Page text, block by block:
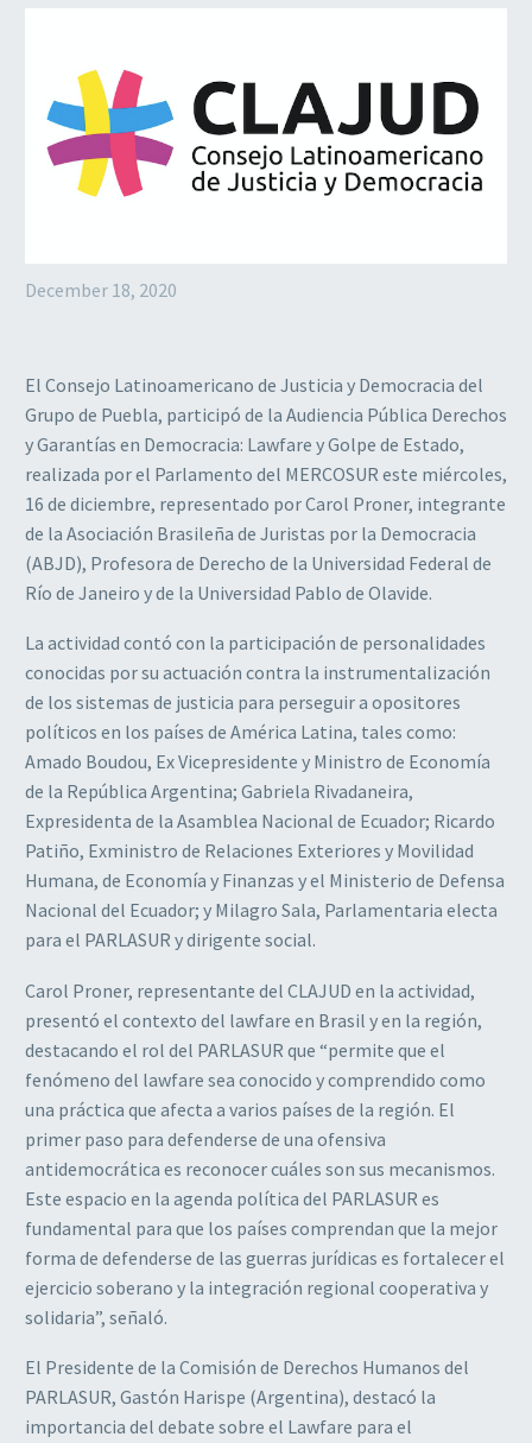
December 18, 2020
El Consejo Latinoamericano de Justicia y Democracia del
Grupo de Puebla, participó de la Audiencia Pública Derechos
y Garantías en Democracia: Lawfare y Golpe de Estado,
realizada por el Parlamento del MERCOSUR este miércoles,
16 de diciembre, representado por Carol Proner, integrante
de la Asociación Brasileña de Juristas por la Democracia
(ABJD), Profesora de Derecho de la Universidad Federal de
Río de Janeiro y de la Universidad Pablo de Olavide.
La actividad contó con la participación de personalidades
conocidas por su actuación contra la instrumentalización
de los sistemas de justicia para perseguir a opositores
políticos en los países de América Latina, tales como:
Amado Boudou, Ex Vicepresidente y Ministro de Economía
de la República Argentina; Gabriela Rivadaneira,
Expresidenta de la Asamblea Nacional de Ecuador; Ricardo
Patiño, Exministro de Relaciones Exteriores y Movilidad
Humana, de Economía y Finanzas y el Ministerio de Defensa
Nacional del Ecuador; y Milagro Sala, Parlamentaria electa
para el PARLASUR y dirigente social.
Carol Proner, representante del CLAJUD en la actividad,
presentó el contexto del lawfare en Brasil y en la región,
destacando el rol del PARLASUR que “permite que el
fenómeno del lawfare sea conocido y comprendido como
una práctica que afecta a varios países de la región. El
primer paso para defenderse de una ofensiva
antidemocrática es reconocer cuáles son sus mecanismos.
Este espacio en la agenda política del PARLASUR es
fundamental para que los países comprendan que la mejor
forma de defenderse de las guerras jurídicas es fortalecer el
ejercicio soberano y la integración regional cooperativa y
solidaria”, señaló.
El Presidente de la Comisión de Derechos Humanos del
PARLASUR, Gastón Harispe (Argentina), destacó la
importancia del debate sobre el Lawfare para el